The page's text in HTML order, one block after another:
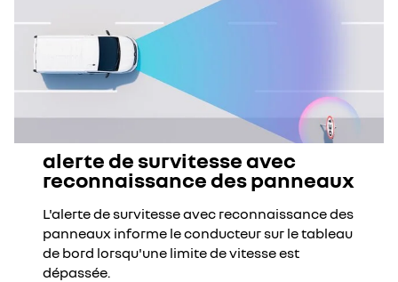
alerte de survitesse avec
reconnaissance des panneaux
L'alerte de survitesse avec reconnaissance des
panneaux informe le conducteur sur le tableau
de bord lorsqu'une limite de vitesse est
dépassée.